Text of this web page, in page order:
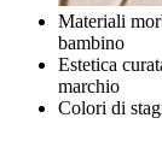
Materiali
bambino
Estetica
marchio
Colori di